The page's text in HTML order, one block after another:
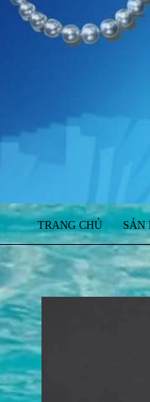
TRANG CHỦ SẢN